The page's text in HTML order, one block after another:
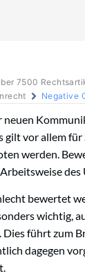
7500
Negative
neuen
gilt vor allem
werden.
des
bewertet
wichtig,
Dies führt zum
dagegen